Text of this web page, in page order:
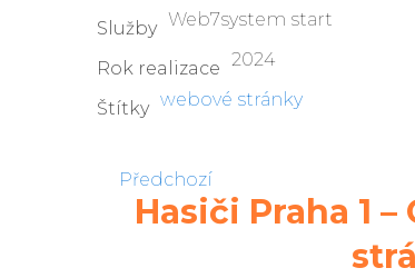
Služby Web7system start
Rok realizace 2024
Štítky webové stránky
Předchozí
Hasiči Praha 1